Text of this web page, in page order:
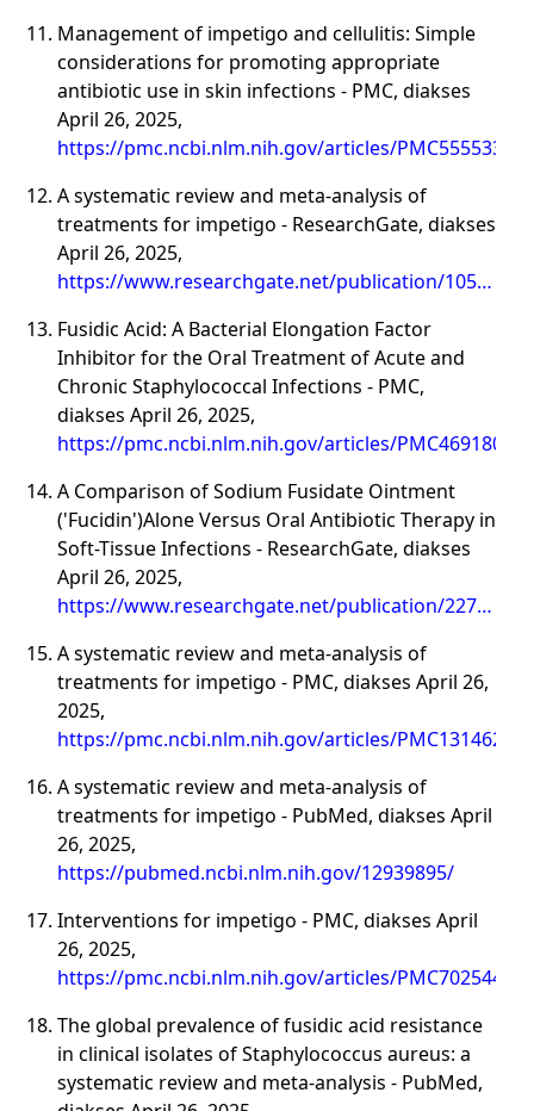
Management of impetigo and cellulitis: Simple
considerations for promoting appropriate
antibiotic use in skin infections - PMC, diakses
April 26, 2025,
https://pmc.ncbi.nlm.nih.gov/articles/PMC5555330/
A systematic review and meta-analysis of
treatments for impetigo - ResearchGate, diakses
April 26, 2025,
https://www.researchgate.net/publication/
Fusidic Acid: A Bacterial Elongation Factor
Inhibitor for the Oral Treatment of Acute and
Chronic Staphylococcal Infections - PMC,
diakses April 26, 2025,
https://pmc.ncbi.nlm.nih.gov/articles/PMC4691801/
A Comparison of Sodium Fusidate Ointment
('Fucidin')Alone Versus Oral Antibiotic Therapy in
Soft-Tissue Infections - ResearchGate, diakses
April 26, 2025,
https://www.researchgate.net/publication/
A systematic review and meta-analysis of
treatments for impetigo - PMC, diakses April 26,
2025,
https://pmc.ncbi.nlm.nih.gov/articles/PMC1314624/
A systematic review and meta-analysis of
treatments for impetigo - PubMed, diakses April
26, 2025,
https://pubmed.ncbi.nlm.nih.gov/12939895/
Interventions for impetigo - PMC, diakses April
26, 2025,
https://pmc.ncbi.nlm.nih.gov/articles/PMC7025440/
The global prevalence of fusidic acid resistance
in clinical isolates of Staphylococcus aureus: a
systematic review and meta-analysis - PubMed,